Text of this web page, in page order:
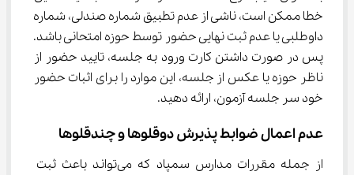
خطا ممکن است، ناشی از عدم تطبیق شماره صندلی، شماره
داوطلبی یا عدم ثبت نهایی حضور توسط حوزه امتحانی باشد.
پس در صورت داشتن کارت ورود به جلسه، تایید حضور از
ناظر حوزه یا عکس از جلسه، این موارد را برای اثبات حضور
خود سر جلسه آزمون، ارائه دهید.
عدم اعمال ضوابط پذیرش دوقلوها و چندقلوها
از جمله مقررات مدارس سمپاد که می‌تواند باعث ثبت